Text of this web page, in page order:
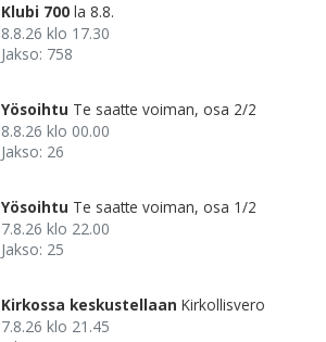
Klubi 700 la 8.8.
8.8.26 klo 17.30
Jakso: 758
Yösoihtu Te saatte voiman, osa 2/2
8.8.26 klo 00.00
Jakso: 26
Yösoihtu Te saatte voiman, osa 1/2
7.8.26 klo 22.00
Jakso: 25
Kirkossa keskustellaan Kirkollisvero
7.8.26 klo 21.45